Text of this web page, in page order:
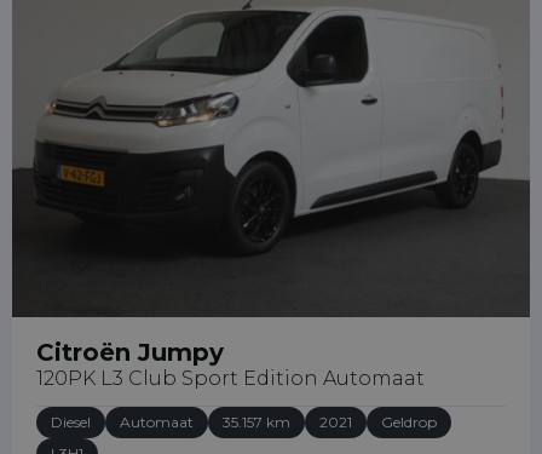
info@bedrijfswagenleasing.nl
Citroën Jumpy
120PK L3 Club Sport Edition Automaat
Diesel Automaat 35.157 km 2021
Geldrop